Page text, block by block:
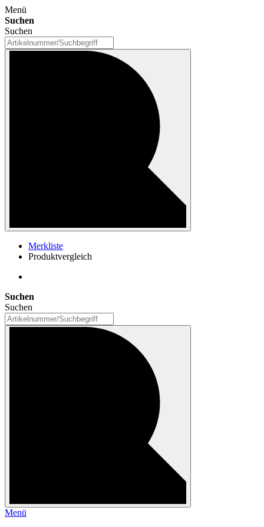
Menü
Suchen
Suchen
Merkliste
Produktvergleich
Suchen
Suchen
Menü